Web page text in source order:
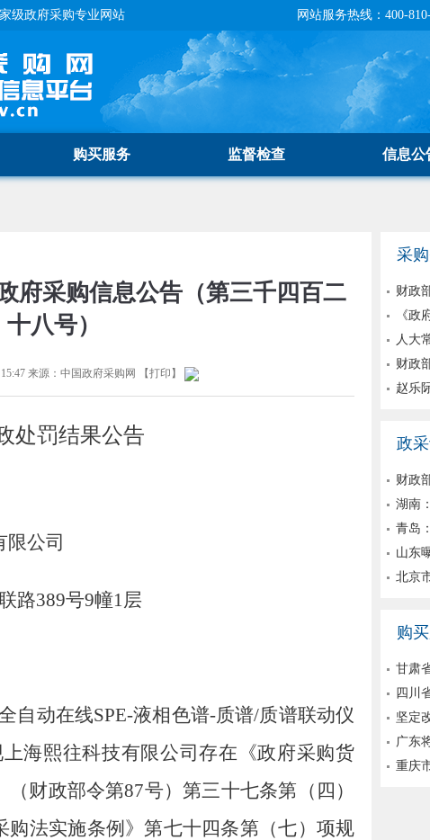
级政府采购专业网站 网站服务热线：400-
购买服务 监督检查 信息公
府采购信息公告（第三千四百二
十八号）
来源： 中国政府采购网 【打印 】
处罚结果公告
限公司
路389号9幢1层
自动在线SPE-液相色谱-质谱/质谱联动仪
上海熙往科技有限公司存在《政府采购货
（财政部令第87号）第三十七条第（四）
购法实施条例 》 第七十四条第（七）项规
采
财政
《政
人大
财政
赵乐
政
财政
湖南
青岛
山东
北京
购
甘肃
四川
坚定
广东
重庆